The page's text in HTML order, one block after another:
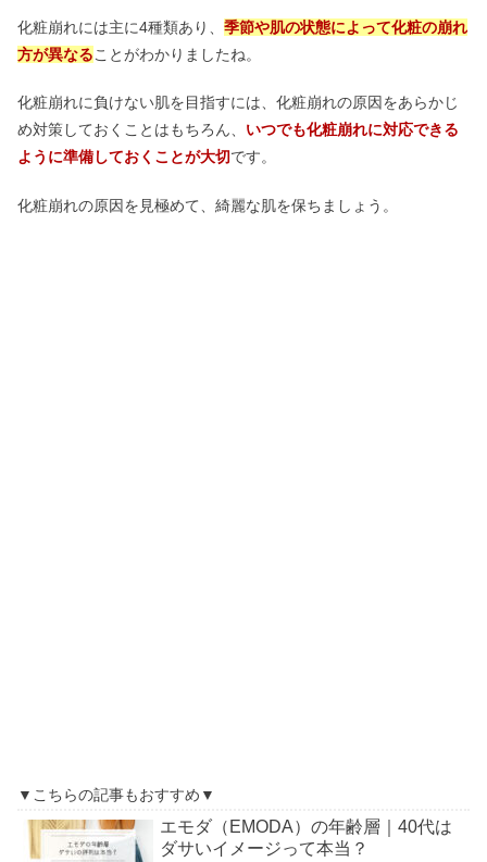
化粧崩れには主に4種類あり、 季節や肌の状態によって化粧の崩れ
方が異なることがわかりましたね。
化粧崩れに負けない肌を目指すには、化粧崩れの原因をあらかじ
め対策しておくことはもちろん、 いつでも化粧崩れに対応できる
ように準備しておくことが大切です。
化粧崩れの原因を見極めて、綺麗な肌を保ちましょう。
▼こちらの記事もおすすめ▼
エモダ（EMODA）の年齢層｜40代は
ダサいイメージって本当？